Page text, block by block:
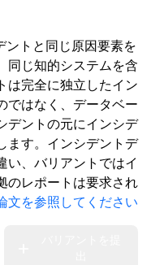
ントと同じ原因要素を
同じ知的システムを含
は完全に独立したイン
ではなく、データベー
デントの元にインシデ
ます。インシデントデ
い、バリアントではイ
のレポートは要求され
文を参照してください